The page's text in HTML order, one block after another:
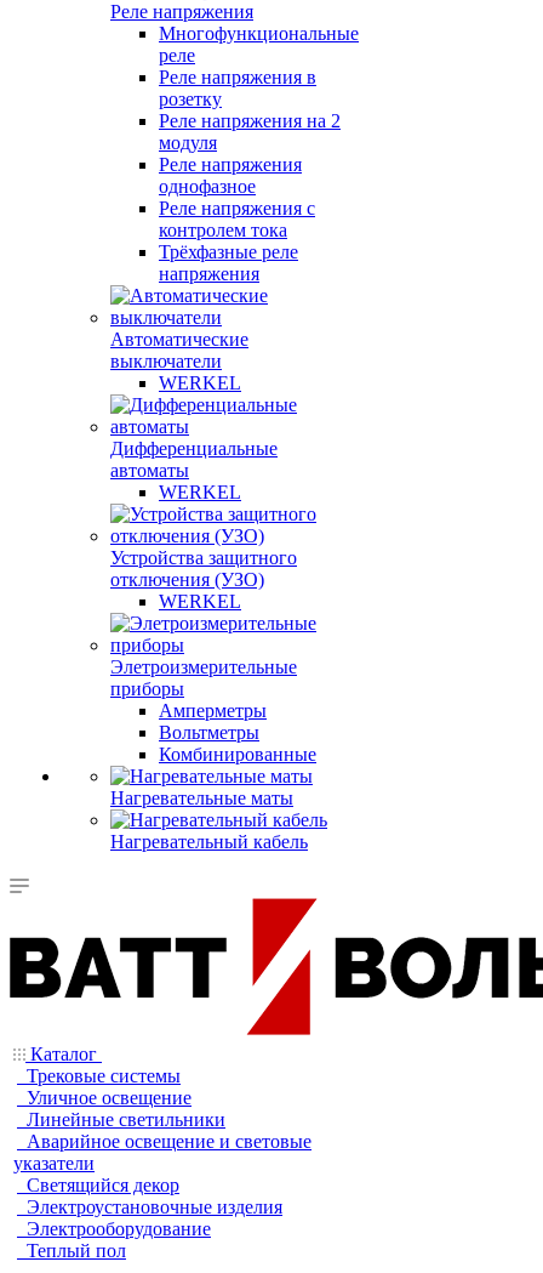
Реле напряжения
Многофункциональные
реле
Реле напряжения в
розетку
Реле напряжения на 2
модуля
Реле напряжения
однофазное
Реле напряжения с
контролем тока
Трёхфазные реле
напряжения
Автоматические
выключатели
WERKEL
Дифференциальные
автоматы
WERKEL
Устройства защитного
отключения (УЗО)
WERKEL
Элетроизмерительные
приборы
Амперметры
Вольтметры
Комбинированные
Нагревательные маты
Нагревательный кабель
Каталог
Трековые системы
Уличное освещение
Линейные светильники
Аварийное освещение и световые
указатели
Светящийся декор
Электроустановочные изделия
Электрооборудование
Теплый пол